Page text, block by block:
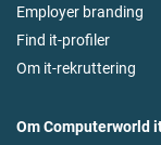
Employer branding
Find it-profiler
Om it-rekruttering
Om Computerworld